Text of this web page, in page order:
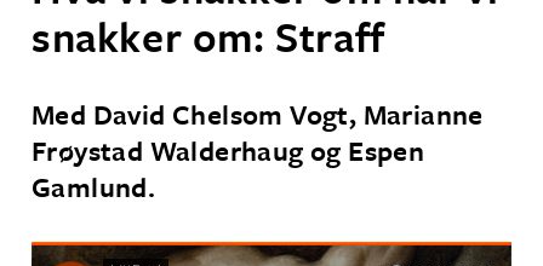
snakker om: Straff
Med David Chelsom Vogt, Marianne
Frøystad Walderhaug og Espen
Gamlund.